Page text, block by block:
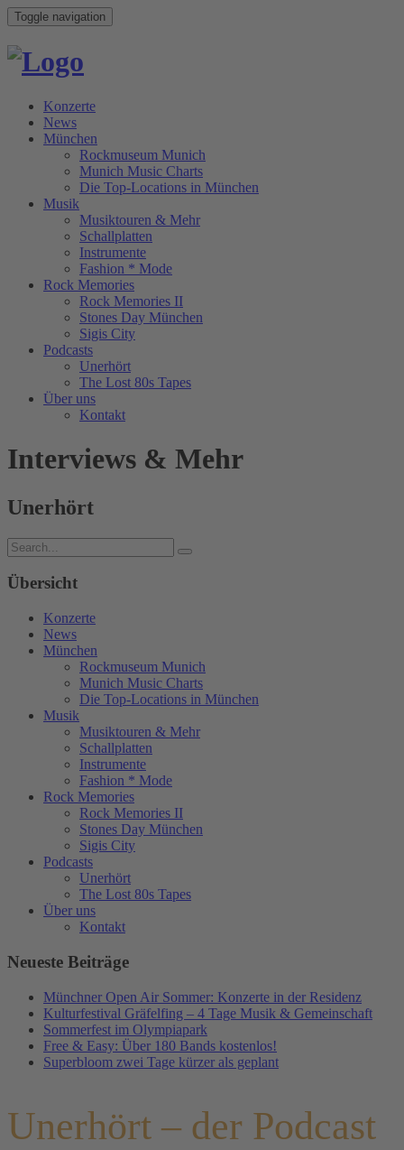
Toggle navigation
Konzerte
News
München
Rockmuseum Munich
Munich Music Charts
Die Top-Locations in München
Musik
Musiktouren & Mehr
Schallplatten
Instrumente
Fashion * Mode
Rock Memories
Rock Memories II
Stones Day München
Sigis City
Podcasts
Unerhört
The Lost 80s Tapes
Über uns
Kontakt
Interviews & Mehr
Unerhört
Übersicht
Konzerte
News
München
Rockmuseum Munich
Munich Music Charts
Die Top-Locations in München
Musik
Musiktouren & Mehr
Schallplatten
Instrumente
Fashion * Mode
Rock Memories
Rock Memories II
Stones Day München
Sigis City
Podcasts
Unerhört
The Lost 80s Tapes
Über uns
Kontakt
Neueste Beiträge
Münchner Open Air Sommer: Konzerte in der Residenz
Kulturfestival Gräfelfing – 4 Tage Musik & Gemeinschaft
Sommerfest im Olympiapark
Free & Easy: Über 180 Bands kostenlos!
Superbloom zwei Tage kürzer als geplant
Unerhört – der Podcast